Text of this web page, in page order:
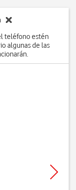
teléfono estén
algunas de las